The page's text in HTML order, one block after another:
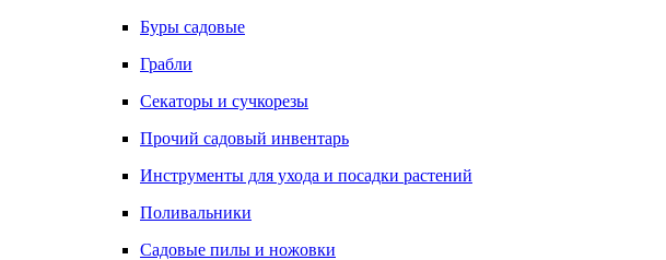
Буры садовые
Грабли
Секаторы и сучкорезы
Прочий садовый инвентарь
Инструменты для ухода и посадки растений
Поливальники
Садовые пилы и ножовки